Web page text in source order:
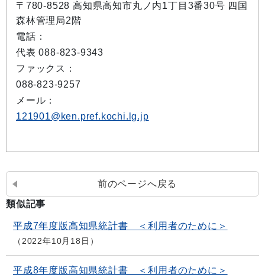
〒780-8528 高知県高知市丸ノ内1丁目3番30号 四国
森林管理局2階
電話：
代表 088-823-9343
ファックス：
088-823-9257
メール：
121901@ken.pref.kochi.lg.jp
前のページへ戻る
類似記事
平成7年度版高知県統計書 ＜利用者のために＞
2022年10月18日
平成8年度版高知県統計書 ＜利用者のために＞